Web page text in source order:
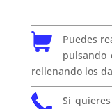
Puedes
rellenando los
Si